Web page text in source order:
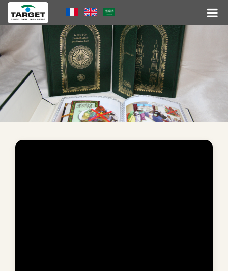
Direkt
zum
Inhalt
Language
Menu
Hauptnavigation